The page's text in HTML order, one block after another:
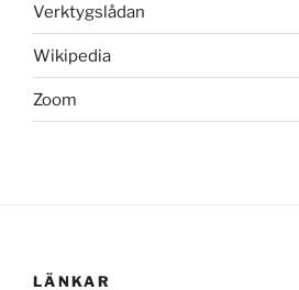
Verktygslådan
Wikipedia
Zoom
LÄNKAR